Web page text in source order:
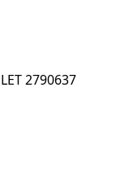
2790637